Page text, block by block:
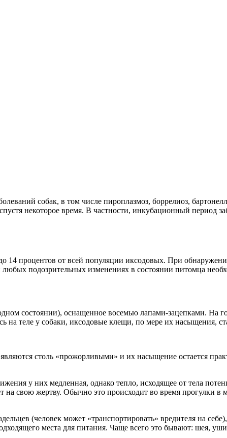
собак, в том числе пироплазмоз, боррелиоз,
некоторое время. В частности, инкубационный период
14 процентов от всей популяции иксодовых. При
подозрительных изменениях в состоянии питомца
состоянии), оснащенное восемью лапами-зацепками. На
на теле у собаки, иксодовые клещи, по мере их насыщения,
столь «прожорливыми» и их насыщение остается
у них медленная, однако тепло, исходящее от тела
свою жертву. Обычно это происходит во время прогулки в
(человек может «транспортировать» вредителя на
места для питания. Чаще всего это бывают: шея,